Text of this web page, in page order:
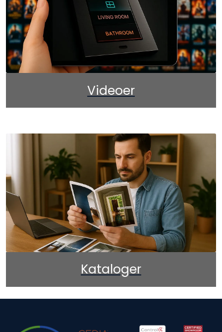
Videoer
Kataloger